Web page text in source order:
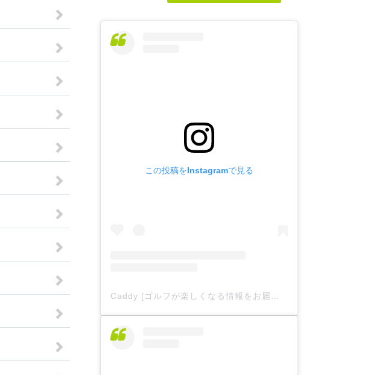
この投稿をInstagramで見る
Caddy [ゴルフが楽しくなる情報をお届け